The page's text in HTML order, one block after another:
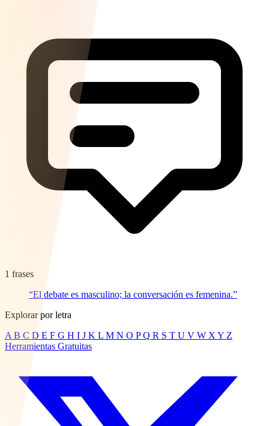
1 frases
“El debate es masculino; la conversación es femenina.”
Explorar por letra
A B C D E F G H I J K L M N O P Q R S T U V W X Y Z
Herramientas Gratuitas